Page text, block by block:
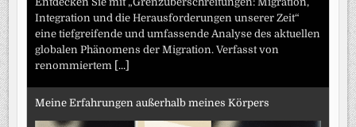
Integration und die Herausforderungen unserer Zeit“
eine tiefgreifende und umfassende Analyse des aktuellen
globalen Phänomens der Migration. Verfasst von
renommiertem [...]
Meine Erfahrungen außerhalb meines Körpers